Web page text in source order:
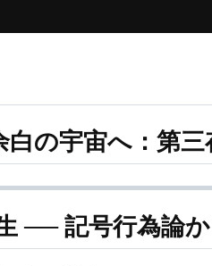
の宇宙へ：第
── 記号行為論